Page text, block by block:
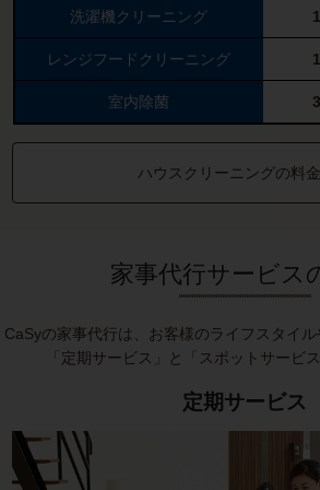
洗濯機クリーニング
レンジフードクリーニング
室内除菌
ハウスクリーニングの料
家事代行サービス
CaSyの家事代行は、お客様のライフスタイ
「定期サービス」と「スポットサービ
定期サービス